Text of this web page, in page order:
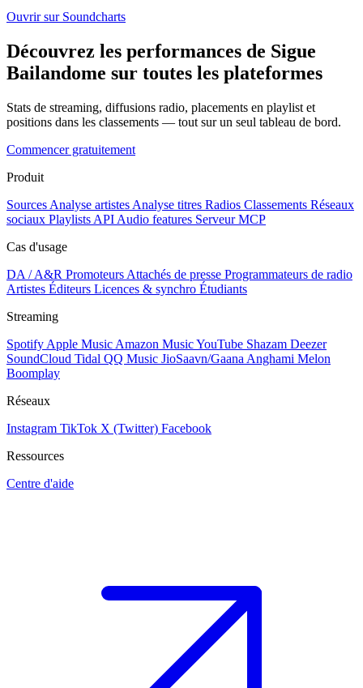
Ouvrir sur Soundcharts
Découvrez les performances de Sigue
Bailandome sur toutes les plateformes
Stats de streaming, diffusions radio, placements en playlist et
positions dans les classements — tout sur un seul tableau de bord.
Commencer gratuitement
Produit
Sources Analyse artistes Analyse titres Radios Classements Réseaux
sociaux Playlists API Audio features Serveur MCP
Cas d'usage
DA / A&R Promoteurs Attachés de presse Programmateurs de radio
Artistes Éditeurs Licences & synchro Étudiants
Streaming
Spotify Apple Music Amazon MusicYouTube Shazam Deezer
SoundCloud Tidal QQ Music JioSaavn/Gaana Anghami Melon
Boomplay
Réseaux
Instagram TikTok X (Twitter) Facebook
Ressources
Centre d'aide